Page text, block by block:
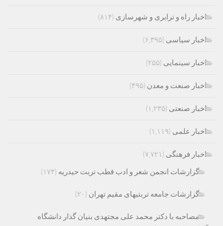
اخبار راه و ترابری و شهرسازی (۸۱۴)
اخبار سیاسی (۶,۳۹۵)
اخبار سینمایی (۲۵۵)
اخبار صنعت و معدن (۴۹۵)
اخبار صنعتی (۱,۲۳۵)
اخبار علمی (۱,۱۱۹)
اخبار فرهنگی (۷,۷۲۱)
گزارشات انجمن شعر و ادب قطب تربت حیدریه (۱۷۴)
گزارشات جامعه تربتیهای مقیم تهران (۲۰)
مصاحبه با دکتر محمد علی مجتهدی بنیان گذار دانشگاه